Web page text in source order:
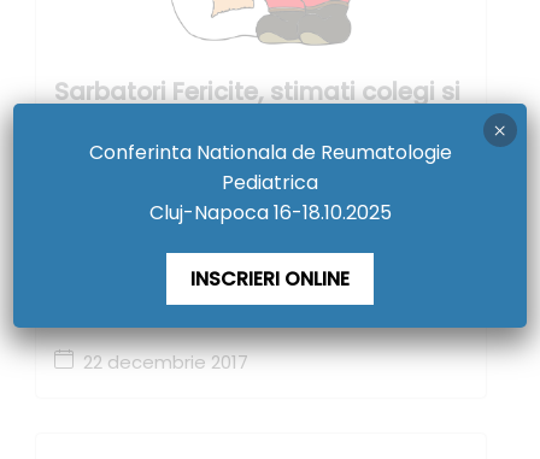
Sarbatori Fericite, stimati colegi si
22 decembrie 2017
Societatea de Reumatologie Pediatrica va
doreste Sarbatori Fericite si Linistite, alaturi de cei
dragi si un AN NOU MAI...
Citește mai mult
Conferinta Nationala de Reumatologie
Pediatrica
Cluj-Napoca 16-18.10.2025
INSCRIERI ONLINE
×